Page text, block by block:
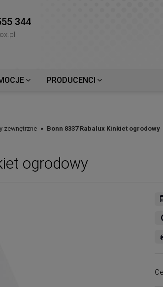
344
PRODUCENCI
zewnętrzne Bonn 8337 Rabalux Kinkiet ogrodowy
ogrodowy